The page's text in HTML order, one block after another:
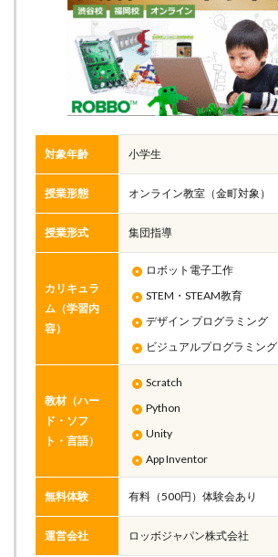
対象年齢 小学生
授業形態 オンライン教室（金町対象）
授業形式 集団指導
カリキュラ
ム（学習内
容）
ロボット電子工作
STEM・STEAM教育
デザイン プログラミング
ビジュアルプログラミング
教材（ハー
ド・ソフ
ト・言語）
Scratch
Python
Unity
App Inventor
無料体験 有料（500円）体験会あり
運営会社 ロッボジャパン株式会社